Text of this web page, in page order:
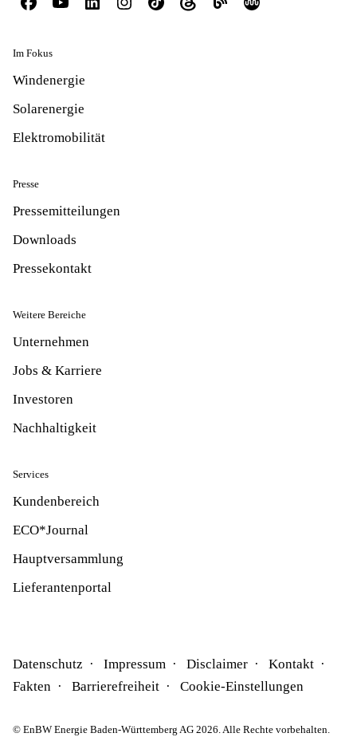
Im Fokus
Windenergie
Solarenergie
Elektromobilität
Presse
Pressemitteilungen
Downloads
Pressekontakt
Weitere Bereiche
Unternehmen
Jobs & Karriere
Investoren
Nachhaltigkeit
Services
Kundenbereich
ECO*Journal
Hauptversammlung
Lieferantenportal
Datenschutz Impressum Disclaimer
Kontakt
Fakten
Barrierefreiheit Cookie-Einstellungen
© EnBW Energie Baden-Württemberg AG 2026. Alle Rechte vorbehalten.